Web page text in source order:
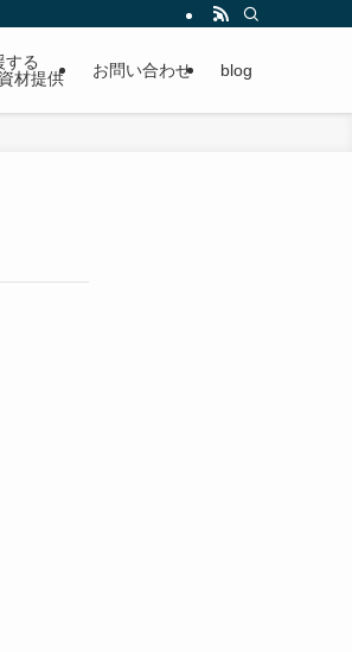
する
材提供
お問い合わせ blog